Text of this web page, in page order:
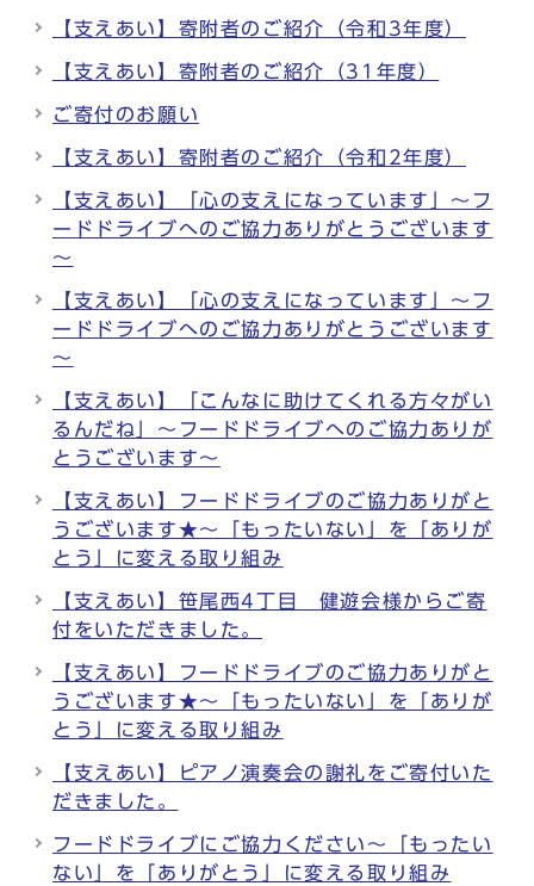
【支えあい】寄附者のご紹介（令和3年度）
【支えあい】寄附者のご紹介（31年度）
ご寄付のお願い
【支えあい】寄附者のご紹介（令和2年度）
【支えあい】「心の支えになっています」～フ
ードドライブへのご協力ありがとうございます
～
【支えあい】「心の支えになっています」～フ
ードドライブへのご協力ありがとうございます
～
【支えあい】「こんなに助けてくれる方々がい
るんだね」～フードドライブへのご協力ありが
とうございます～
【支えあい】フードドライブのご協力ありがと
うございます★～「もったいない」を「ありが
とう」に変える取り組み
【支えあい】笹尾西4丁目 健遊会様からご寄
付をいただきました。
【支えあい】フードドライブのご協力ありがと
うございます★～「もったいない」を「ありが
とう」に変える取り組み
【支えあい】ピアノ演奏会の謝礼をご寄付いた
だきました。
フードドライブにご協力ください～「もったい
ない」を「ありがとう」に変える取り組み